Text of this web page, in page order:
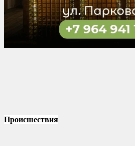
Происшествия